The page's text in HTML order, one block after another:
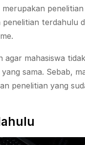
terdahulu
mahasiswa
sama. Sebab,
penelitian yang